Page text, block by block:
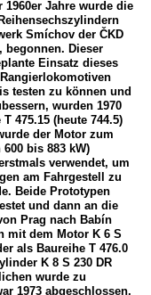
Jahre wurde die
Smíchov der ČKD
begonnen. Dieser
Einsatz dieses
testen zu können und
wurden 1970
475.15 (heute 744.5)
der Motor zum
bis 883 kW)
verwendet, um
am Fahrgestell zu
Beide Prototypen
und dann an die
Prag nach Babín
mit dem Motor K 6 S
als Baureihe T 476.0
K 8 S 230 DR
wurde zu
1973 abgeschlossen,